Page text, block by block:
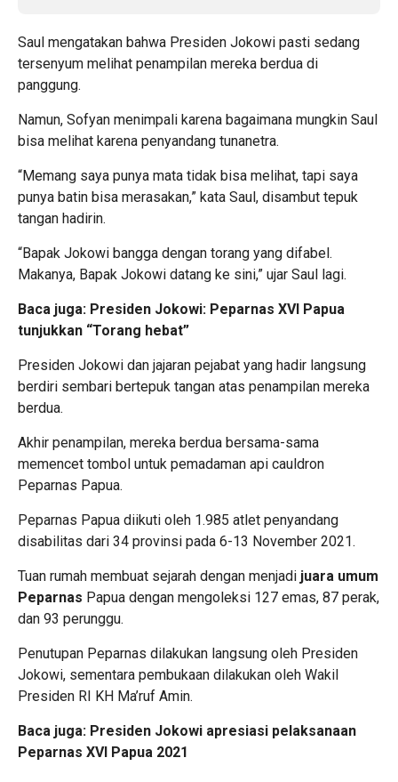
Saul mengatakan bahwa Presiden Jokowi pasti sedang
tersenyum melihat penampilan mereka berdua di
panggung.
Namun, Sofyan menimpali karena bagaimana mungkin Saul
bisa melihat karena penyandang tunanetra.
“Memang saya punya mata tidak bisa melihat, tapi saya
punya batin bisa merasakan,” kata Saul, disambut tepuk
tangan hadirin.
“Bapak Jokowi bangga dengan torang yang difabel.
Makanya, Bapak Jokowi datang ke sini,” ujar Saul lagi.
Baca juga: Presiden Jokowi: Peparnas XVI Papua
tunjukkan “Torang hebat”
Presiden Jokowi dan jajaran pejabat yang hadir langsung
berdiri sembari bertepuk tangan atas penampilan mereka
berdua.
Akhir penampilan, mereka berdua bersama-sama
memencet tombol untuk pemadaman api cauldron
Peparnas Papua.
Peparnas Papua diikuti oleh 1.985 atlet penyandang
disabilitas dari 34 provinsi pada 6-13 November 2021.
Tuan rumah membuat sejarah dengan menjadi juara umum
Peparnas Papua dengan mengoleksi 127 emas, 87 perak,
dan 93 perunggu.
Penutupan Peparnas dilakukan langsung oleh Presiden
Jokowi, sementara pembukaan dilakukan oleh Wakil
Presiden RI KH Ma’ruf Amin.
Baca juga: Presiden Jokowi apresiasi pelaksanaan
Peparnas XVI Papua 2021